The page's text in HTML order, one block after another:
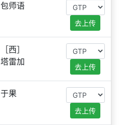
包师语
去上传
［西］
塔雷加
去上传
于果
去上传